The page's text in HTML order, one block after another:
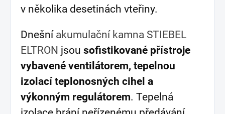
v několika desetinách vteřiny.
Dnešní akumulační kamna STIEBEL
ELTRON jsou sofistikované přístroje
vybavené ventilátorem, tepelnou
izolací teplonosných cihel a
výkonným regulátorem. Tepelná